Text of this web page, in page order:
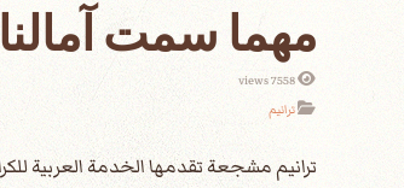
مهما سمت آمالنا
7558 views
ترانيم